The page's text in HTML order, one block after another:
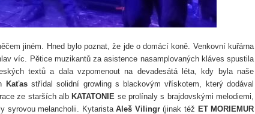
jiném. Hned bylo poznat, že jde o domácí koně. Venkovní kuřárna
víc. Pětice muzikantů za asistence nasamplovaných kláves spustila
textů a dala vzpomenout na devadesátá léta, kdy byla naše
Kaťasstřídal solidní growling s blackovým vřískotem, který dodával
ze starších alb KATATONIE se prolínaly s brajdovskými melodiemi,
syrovou melancholii. KytaristaAleš Vilingr(jinak též ET MORIEMUR